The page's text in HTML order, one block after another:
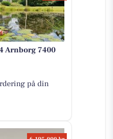
Arnborg 7400
på din